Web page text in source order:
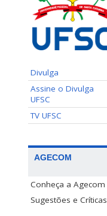
Divulga
Assine o Divulga
UFSC
TV UFSC
AGECOM
Conheça a Agecom
Sugestões e Críticas